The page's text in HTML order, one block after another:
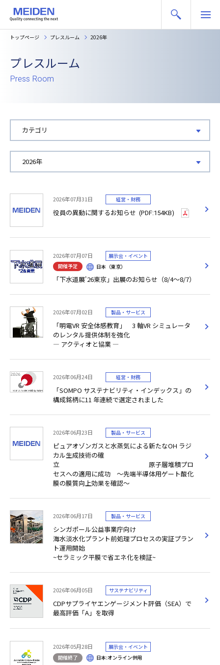
トップページ プレスルーム 2026年
プレスルーム
Press Room
2026年07月31日 経営・財務
役員の異動に関するお知らせ (PDF:154KB)
2026年07月07日
展示会・イベント
開催予定
日本（東京）
「下水道展'26東京」出展のお知らせ（8/4～8/7）
2026年07月02日 製品・サービス
「明電VR 安全体感教育」 3 軸VR シミュレータ
のレンタル提供体制を強化
― アクティオと協業 ―
2026年06月24日 経営・財務
「SOMPO サステナビリティ・インデックス」の
構成銘柄に11 年連続で選定されました
2026年06月23日 製品・サービス
ピュアオゾンガスと水蒸気による新たなOH ラジ
カル生成技術の確
立 原子層堆積プロ
セスへの適用に成功 ～先端半導体用ゲート酸化
膜の膜質向上効果を確認～
2026年06月17日 製品・サービス
シンガポール公益事業庁向け
海水淡水化プラント前処理プロセスの実証プラン
ト運用開始
~セラミック平膜で省エネ化を検証~
2026年06月05日 サステナビリティ
CDPサプライヤエンゲージメント評価（SEA）で
最高評価「A」を取得
2026年05月28日
展示会・イベント
開催終了
日本:オンライン併用